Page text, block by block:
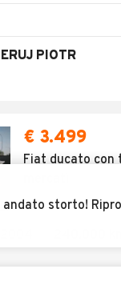
PIOTR
€ 3.499
Fiat ducato con
andato storto!